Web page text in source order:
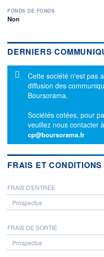
FONDS DE FONDS
Non
DERNIERS
Message
Cette société n'est pas
diffusion des
Boursorama.
Sociétés cotées, pour
veuillez nous contacter
cp@boursorama.fr
FRAIS ET
PROSPECTUS
FRAIS D'ENTRÉE
FRAIS DE SORTIE